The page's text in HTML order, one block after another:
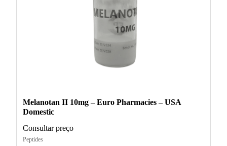
Melanotan II 10mg – Euro Pharmacies – USA
Domestic
Consultar preço
Peptides